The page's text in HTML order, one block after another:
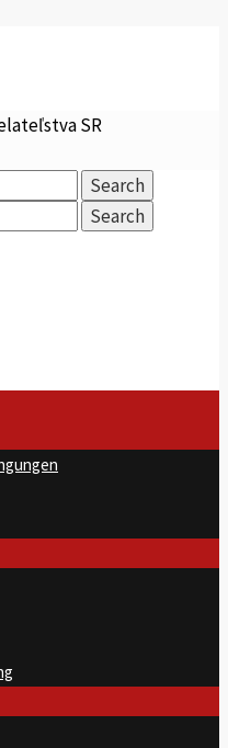
SR